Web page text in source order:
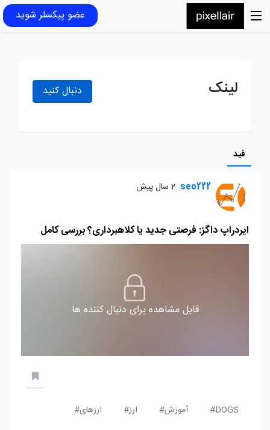
عضو پیکسلر شوید
لینک دنبال کنید
فید
seo222 2 سال پیش
ایردراپ داگز: فرصتی جدید یا کلاهبرداری؟ بررسی کامل
قابل مشاهده برای دنبال کننده ها
DOGS# آموزش# ارز# ارزهای#